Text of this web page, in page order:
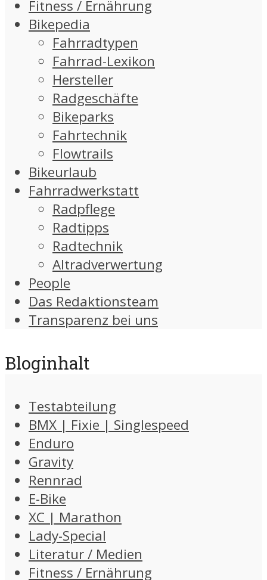
Fitness / Ernährung
Bikepedia
Fahrradtypen
Fahrrad-Lexikon
Hersteller
Radgeschäfte
Bikeparks
Fahrtechnik
Flowtrails
Bikeurlaub
Fahrradwerkstatt
Radpflege
Radtipps
Radtechnik
Altradverwertung
People
Das Redaktionsteam
Transparenz bei uns
Bloginhalt
Testabteilung
BMX | Fixie | Singlespeed
Enduro
Gravity
Rennrad
E-Bike
XC | Marathon
Lady-Special
Literatur / Medien
Fitness / Ernährung